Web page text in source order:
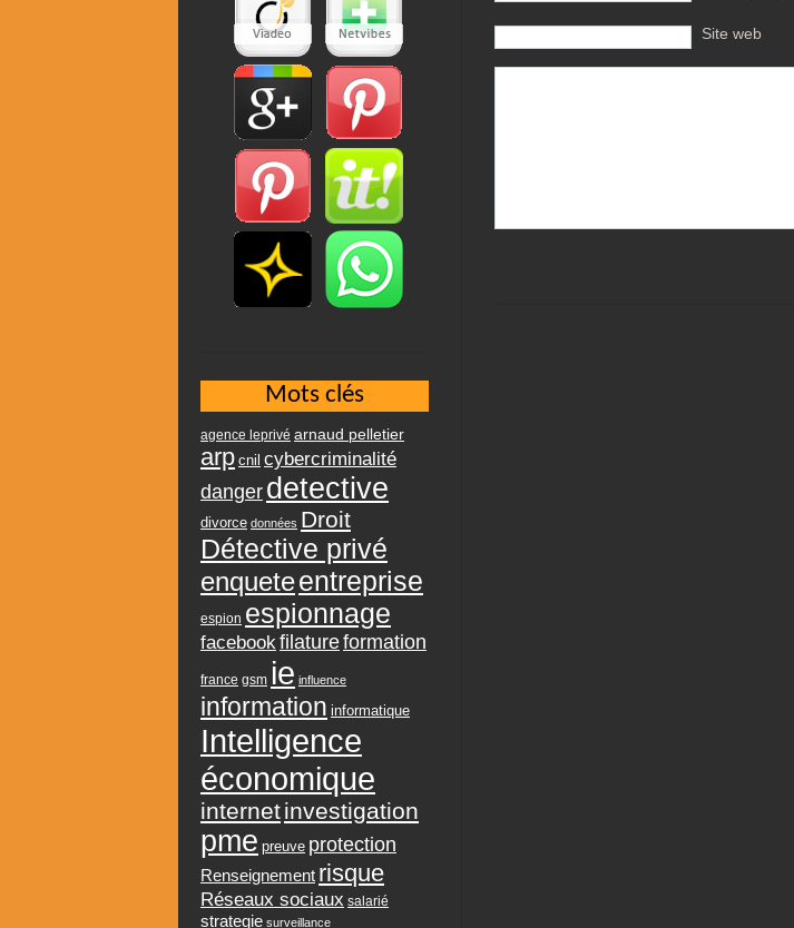
Site web
Mots clés
agence leprivé arnaud pelletier
arp cnil cybercriminalité
danger detective
divorce données Droit
Détective privé
enqueteentreprise
espion espionnage
facebookfilatureformation
france gsm ie influence
information informatique
Intelligence
économique
internetinvestigation
pme preuve protection
Renseignement risque
Réseaux sociaux salarié
strategie surveillance